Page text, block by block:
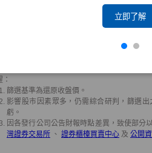
立即了解